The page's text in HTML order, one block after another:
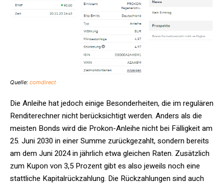
Quelle: comdirect
Die Anleihe hat jedoch einige Besonderheiten, die im regulären
Renditerechner nicht berücksichtigt werden. Anders als die
meisten Bonds wird die Prokon-Anleihe nicht bei Fälligkeit am
25. Juni 2030 in einer Summe zurückgezahlt, sondern bereits
am dem Juni 2024 in jährlich etwa gleichen Raten. Zusätzlich
zum Kupon von 3,5 Prozent gibt es also jeweils noch eine
stattliche Kapitalrückzahlung. Die Rückzahlungen sind auch